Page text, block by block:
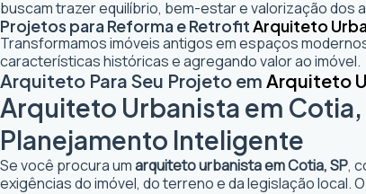
buscam trazer equilíbrio, bem-estar e valorização dos
Projetos para Reforma e RetrofitArquiteto
Transformamos imóveis antigos em espaços
características históricas e agregando valor ao imóvel.
Arquiteto Para Seu Projeto em Arquiteto
Arquiteto Urbanista em
Planejamento Inteligente
Se você procura umarquiteto urbanista em Cotia, SP,
exigências do imóvel, do terreno e da legislação